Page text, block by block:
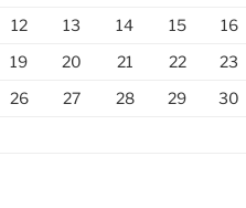
12 13 14 15
16
19 20 21 22
23
26 27 28 29
30